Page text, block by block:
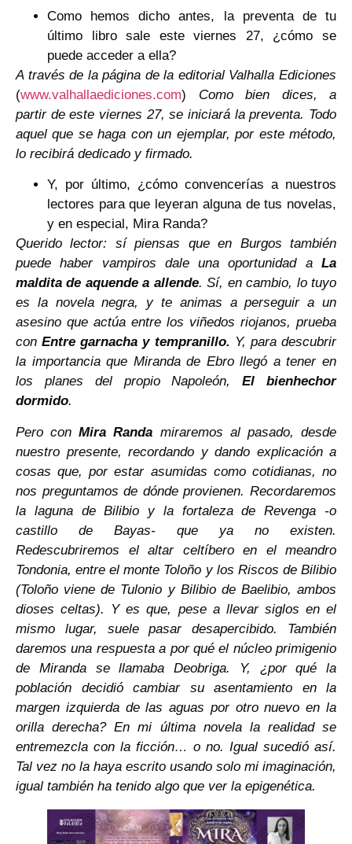
Como hemos dicho antes, la preventa de tu
último libro sale este viernes 27, ¿cómo se
puede acceder a ella?
A través de la página de la editorial Valhalla Ediciones
(www.valhallaediciones.com) Como bien dices, a
partir de este viernes 27, se iniciará la preventa. Todo
aquel que se haga con un ejemplar, por este método,
lo recibirá dedicado y firmado.
Y, por último, ¿cómo convencerías a nuestros
lectores para que leyeran alguna de tus novelas,
y en especial, Mira Randa?
Querido lector: sí piensas que en Burgos también
puede haber vampiros dale una oportunidad a La
maldita de aquende a allende. Sí, en cambio, lo tuyo
es la novela negra, y te animas a perseguir a un
asesino que actúa entre los viñedos riojanos, prueba
conEntre garnacha y tempranillo. Y, para descubrir
la importancia que Miranda de Ebro llegó a tener en
los planes del propio Napoleón,El bienhechor
dormido.
Pero conMira Randa miraremos al pasado, desde
nuestro presente, recordando y dando explicación a
cosas que, por estar asumidas como cotidianas, no
nos preguntamos de dónde provienen. Recordaremos
la laguna de Bilibio y la fortaleza de Revenga -o
castillo de Bayas- que ya no existen.
Redescubriremos el altar celtíbero en el meandro
Tondonia, entre el monte Toloño y los Riscos de Bilibio
(Toloño viene de Tulonio y Bilibio de Baelibio, ambos
dioses celtas). Y es que, pese a llevar siglos en el
mismo lugar, suele pasar desapercibido. También
daremos una respuesta a por qué el núcleo primigenio
de Miranda se llamaba Deobriga. Y, ¿por qué la
población decidió cambiar su asentamiento en la
margen izquierda de las aguas por otro nuevo en la
orilla derecha? En mi última novela la realidad se
entremezcla con la ficción… o no. Igual sucedió así.
Tal vez no la haya escrito usando solo mi imaginación,
igual también ha tenido algo que ver la epigenética.